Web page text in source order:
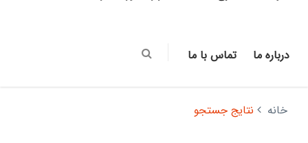
درباره ما تماس با ما
خانه نتایج جستجو